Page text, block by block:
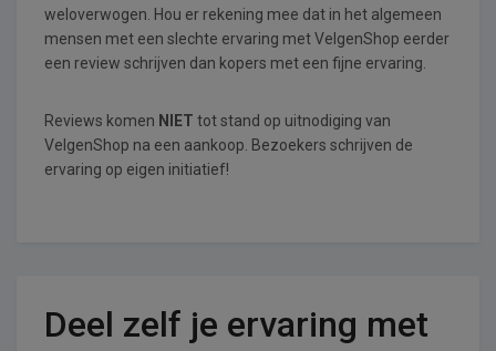
weloverwogen. Hou er rekening mee dat in het algemeen
mensen met een slechte ervaring met VelgenShop eerder
een review schrijven dan kopers met een fijne ervaring.
Reviews komen NIET tot stand op uitnodiging van
VelgenShop na een aankoop. Bezoekers schrijven de
ervaring op eigen initiatief!
Deel zelf je ervaring met